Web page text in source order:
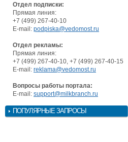
Отдел подписки:
Прямая линия:
+7 (499) 267-40-10
E-mail: podpiska@vedomost.ru
Отдел рекламы:
Прямая линия:
+7 (499) 267-40-10, +7 (499) 267-40-15
E-mail: reklama@vedomost.ru
Вопросы работы портала:
E-mail: support@milkbranch.ru
ПОПУЛЯРНЫЕ ЗАПРОСЫ